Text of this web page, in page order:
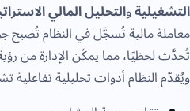
التشغيليةوالتحليل المالي
معاملة مالية تُسجَّل في النظام تُصبح
تُحدَّث لحظيًا، مما يمكّن الإدارة من
ويُقدّم النظام أدوات تحليلية تفاعلية